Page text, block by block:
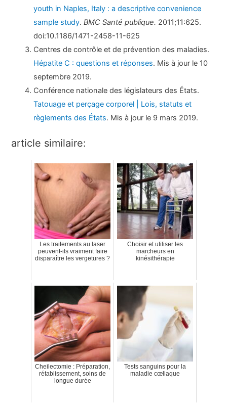
youth in Naples, Italy : a descriptive convenience
sample study.BMC Santé publique. 2011;11:625.
doi:10.1186/1471-2458-11-625
Centres de contrôle et de prévention des maladies.
Hépatite C : questions et réponses. Mis à jour le 10
septembre 2019.
Conférence nationale des législateurs des États.
Tatouage et perçage corporel | Lois, statuts et
règlements des États. Mis à jour le 9 mars 2019.
article similaire:
Les traitements au laser
peuvent-ils vraiment faire
disparaître les vergetures ?
Choisir et utiliser les
marcheurs en
kinésithérapie
Cheilectomie : Préparation,
rétablissement, soins de
longue durée
Tests sanguins pour la
maladie cœliaque